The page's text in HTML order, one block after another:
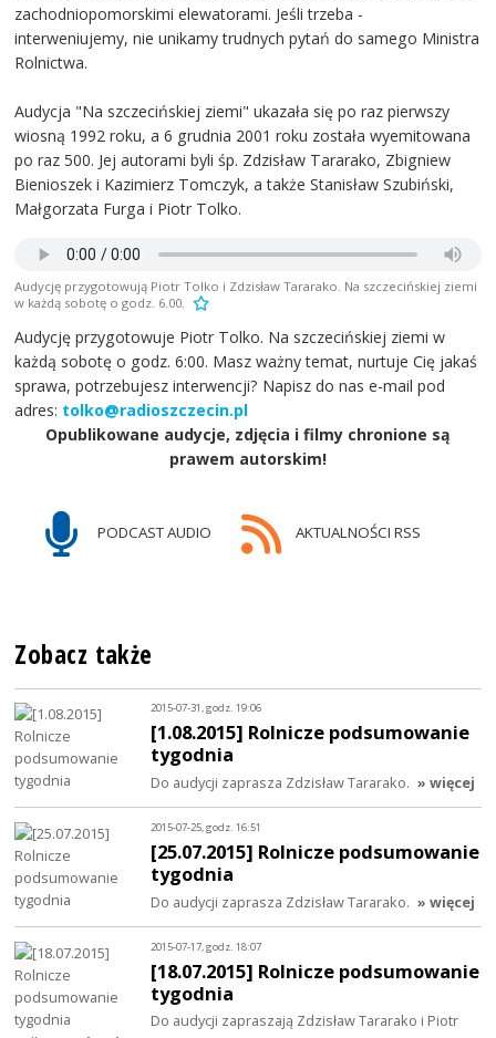
zachodniopomorskimi elewatorami. Jeśli trzeba -
interweniujemy, nie unikamy trudnych pytań do samego Ministra
Rolnictwa.
Audycja "Na szczecińskiej ziemi" ukazała się po raz pierwszy
wiosną 1992 roku, a 6 grudnia 2001 roku została wyemitowana
po raz 500. Jej autorami byli śp. Zdzisław Tararako, Zbigniew
Bienioszek i Kazimierz Tomczyk, a także Stanisław Szubiński,
Małgorzata Furga i Piotr Tolko.
Audycję przygotowują Piotr Tolko i Zdzisław Tararako. Na szczecińskiej ziemi
w każdą sobotę o godz. 6.00.
Audycję przygotowuje Piotr Tolko. Na szczecińskiej ziemi w
każdą sobotę o godz. 6:00. Masz ważny temat, nurtuje Cię jakaś
sprawa, potrzebujesz interwencji? Napisz do nas e-mail pod
adres: tolko@radioszczecin.pl
Opublikowane audycje, zdjęcia i filmy chronione są
prawem autorskim!
PODCAST AUDIO AKTUALNOŚCI RSS
Zobacz także
2015-07-31, godz. 19:06
[1.08.2015] Rolnicze podsumowanie
tygodnia
Do audycji zaprasza Zdzisław Tararako. » więcej
2015-07-25, godz. 16:51
[25.07.2015] Rolnicze podsumowanie
tygodnia
Do audycji zaprasza Zdzisław Tararako. » więcej
2015-07-17, godz. 18:07
[18.07.2015] Rolnicze podsumowanie
tygodnia
Do audycji zapraszają Zdzisław Tararako i Piotr